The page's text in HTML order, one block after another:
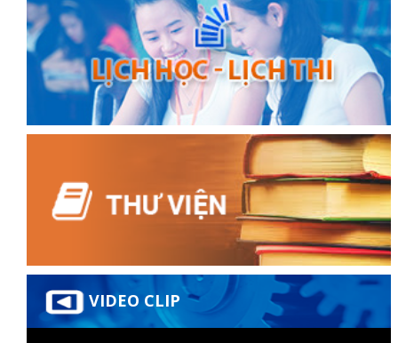
VIDEO CLIP